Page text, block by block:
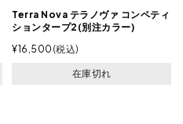
Terra Nova テラノヴァ コンペティ
ションタープ2(別注カラー)
¥16,500 税込
在庫切れ